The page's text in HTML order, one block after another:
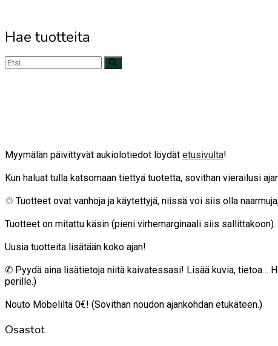
Hae tuotteita
Myymälän päivittyvät aukiolotiedot löydät etusivulta!
Kun haluat tulla katsomaan tiettyä tuotetta, sovithan vierailusi
♲ Tuotteet ovat vanhoja ja käytettyjä, niissä voi siis olla
Tuotteet on mitattu käsin (pieni virhemarginaali siis
Uusia tuotteita lisätään koko ajan!
✆ Pyydä aina lisätietoja niitä kaivatessasi! Lisää kuvia, tietoa…
perille.)
Nouto Möbeliltä 0€! (Sovithan noudon ajankohdan etukäteen.)
Osastot